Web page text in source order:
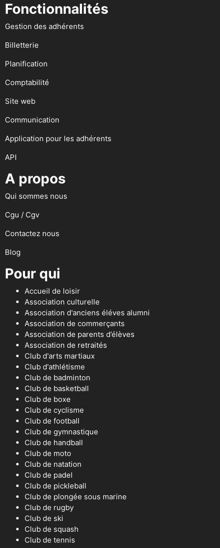
Fonctionnalités
Gestion des adhérents
Billetterie
Planification
Comptabilité
Site web
Communication
Application pour les adhérents
API
A propos
Qui sommes nous
Cgu / Cgv
Contactez nous
Blog
Pour qui
Accueil de loisir
Association culturelle
Association d'anciens éléves alumni
Association de commerçants
Association de parents d’élèves
Association de retraités
Club d'arts martiaux
Club d'athlétisme
Club de badminton
Club de basketball
Club de boxe
Club de cyclisme
Club de football
Club de gymnastique
Club de handball
Club de moto
Club de natation
Club de padel
Club de pickleball
Club de plongée sous marine
Club de rugby
Club de ski
Club de squash
Club de tennis